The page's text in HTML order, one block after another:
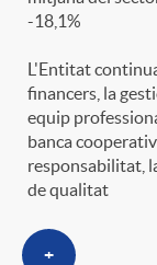
-18,1%
L'Entitat
financers, la
equip
banca
responsabilitat,
de qualitat
+